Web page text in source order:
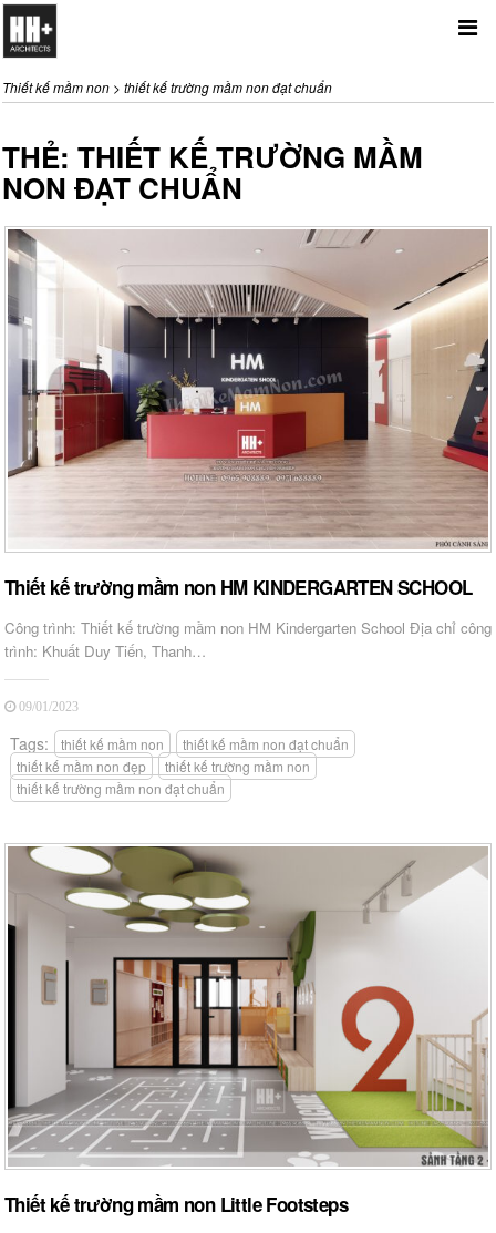
Thiết kế mầm non > thiết kế trường mầm non đạt chuẩn
THẺ: THIẾT KẾ TRƯỜNG MẦM
NON ĐẠT CHUẨN
Thiết kế trường mầm non HM KINDERGARTEN SCHOOL
Công trình: Thiết kế trường mầm non HM Kindergarten School Địa chỉ công
trình: Khuất Duy Tiến, Thanh…
09/01/2023
Tags: thiết kế mầm non
thiết kế mầm non đạt chuẩn
thiết kế mầm non đẹp
thiết kế trường mầm non
thiết kế trường mầm non đạt chuẩn
Thiết kế trường mầm non Little Footsteps